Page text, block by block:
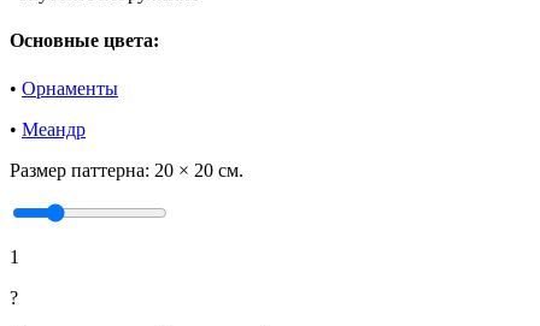
Основные цвета:
• Орнаменты
• Меандр
Размер паттерна: 20 × 20 см.
1
?